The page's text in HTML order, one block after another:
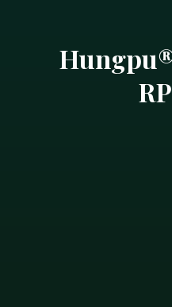
Hungpu
RP